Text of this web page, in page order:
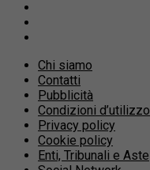
Chi siamo
Contatti
Pubblicità
Condizioni d’utilizzo
Privacy policy
Cookie policy
Enti, Tribunali e Aste